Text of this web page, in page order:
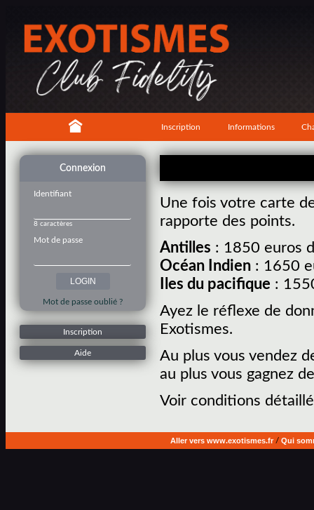
Inscription Informations
Connexion
Identifiant
8 caractères
Mot de passe
Mot de passe oublié ?
Inscription
Aide
Une fois votre carte
rapporte des points.
Antilles : 1850 euros
Océan Indien : 1650
Iles du pacifique :
Ayez le réflexe de
Exotismes.
Au plus vous vendez
au plus vous gagnez
Voir conditions
Aller vers www.exotismes.fr/ Qui